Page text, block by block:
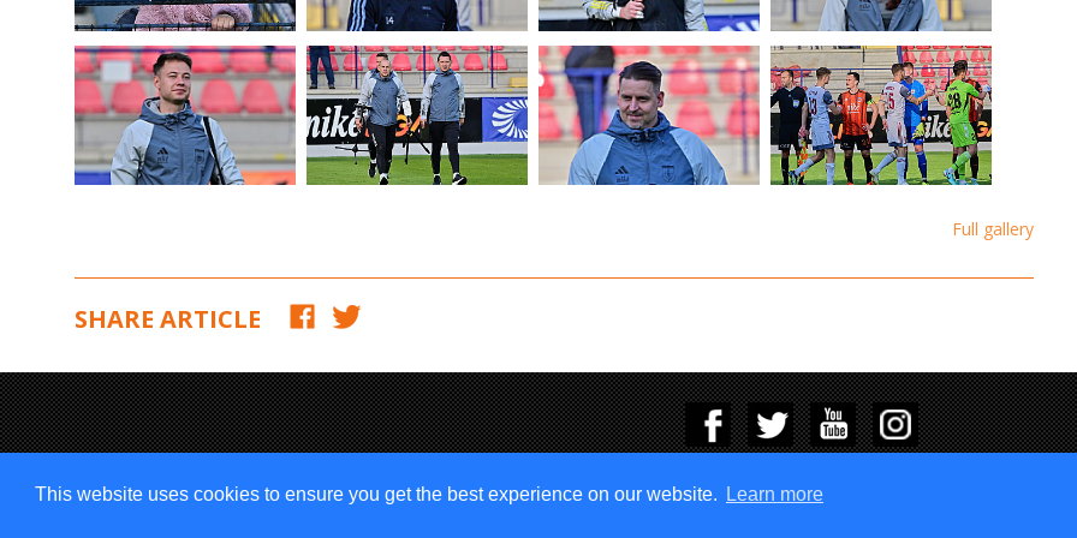
This website uses cookies to ensure you get the best experience on our website. Learn more
Full gallery
SHARE ARTICLE
Copyright © 2015-2023 MFK Ružomberok & eSports.cz, s.r.o.